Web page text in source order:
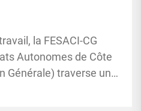
la FESACI-CG
Autonomes de Côte
Générale) traverse une